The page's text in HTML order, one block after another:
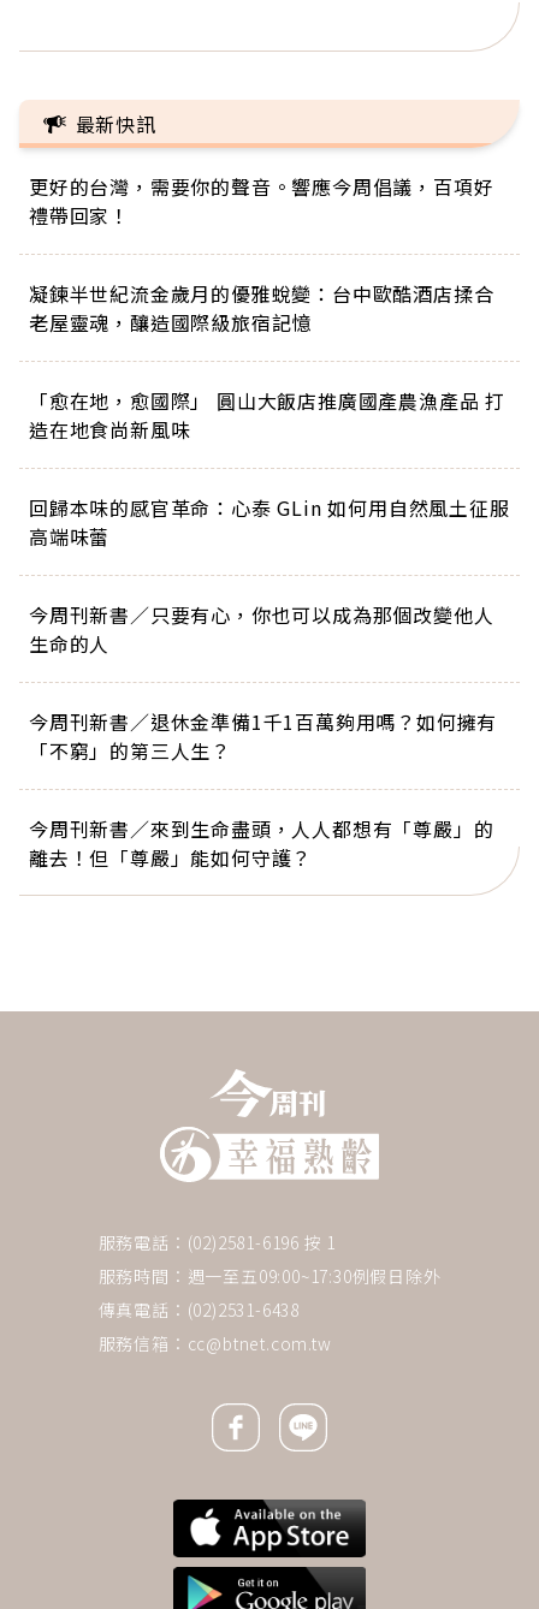
最新快訊
更好的台灣，需要你的聲音。響應今周倡議，百項好
禮帶回家！
凝鍊半世紀流金歲月的優雅蛻變：台中歐酷酒店揉合
老屋靈魂，釀造國際級旅宿記憶
「愈在地，愈國際」 圓山大飯店推廣國產農漁產品 打
造在地食尚新風味
回歸本味的感官革命：心泰 GLin 如何用自然風土征服
高端味蕾
今周刊新書／只要有心，你也可以成為那個改變他人
生命的人
今周刊新書／退休金準備1千1百萬夠用嗎？如何擁有
「不窮」的第三人生？
今周刊新書／來到生命盡頭，人人都想有「尊嚴」的
離去！但「尊嚴」能如何守護？
服務電話：(02)2581-6196 按 1
服務時間：週一至五09:00~17:30例假日除外
傳真電話：(02)2531-6438
服務信箱： cc@btnet.com.tw
Facebook icon
Line icon